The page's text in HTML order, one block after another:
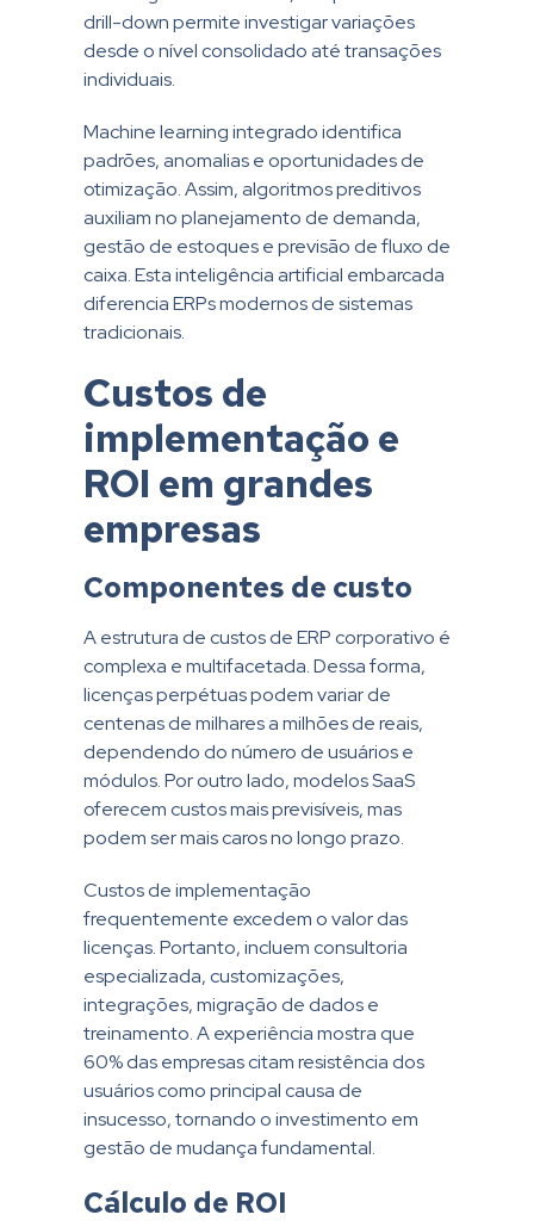
drill-down permite investigar variações
desde o nível consolidado até transações
individuais.
Machine learning integrado identifica
padrões, anomalias e oportunidades de
otimização. Assim, algoritmos preditivos
auxiliam no planejamento de demanda,
gestão de estoques e previsão de fluxo de
caixa. Esta inteligência artificial embarcada
diferencia ERPs modernos de sistemas
tradicionais.
Custos de
implementação e
ROI em grandes
empresas
Componentes de custo
A estrutura de custos de ERP corporativo é
complexa e multifacetada. Dessa forma,
licenças perpétuas podem variar de
centenas de milhares a milhões de reais,
dependendo do número de usuários e
módulos. Por outro lado, modelos SaaS
oferecem custos mais previsíveis, mas
podem ser mais caros no longo prazo.
Custos de implementação
frequentemente excedem o valor das
licenças. Portanto, incluem consultoria
especializada, customizações,
integrações, migração de dados e
treinamento. A experiência mostra que
60% das empresas citam resistência dos
usuários como principal causa de
insucesso, tornando o investimento em
gestão de mudança fundamental.
Cálculo de ROI